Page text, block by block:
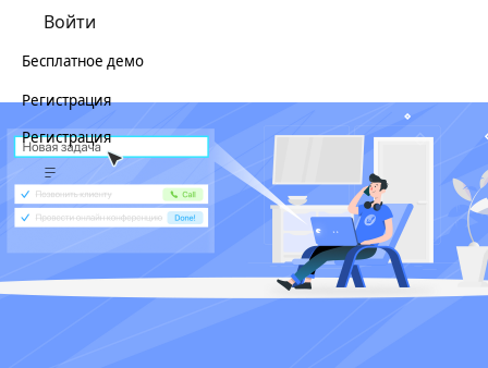
Войти
Бесплатное демо
Регистрация
Регистрация